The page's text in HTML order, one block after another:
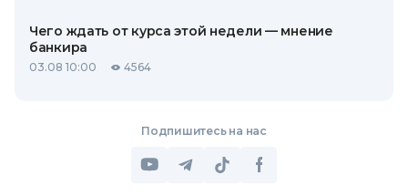
Чего ждать от курса этой недели — мнение
банкира
03.08 10:00 4564
Подпишитесь на нас